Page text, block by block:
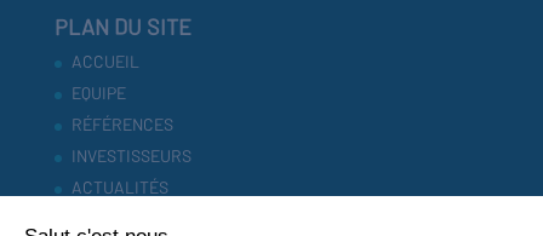
PLAN DU SITE
ACCUEIL
EQUIPE
RÉFÉRENCES
INVESTISSEURS
ACTUALITÉS